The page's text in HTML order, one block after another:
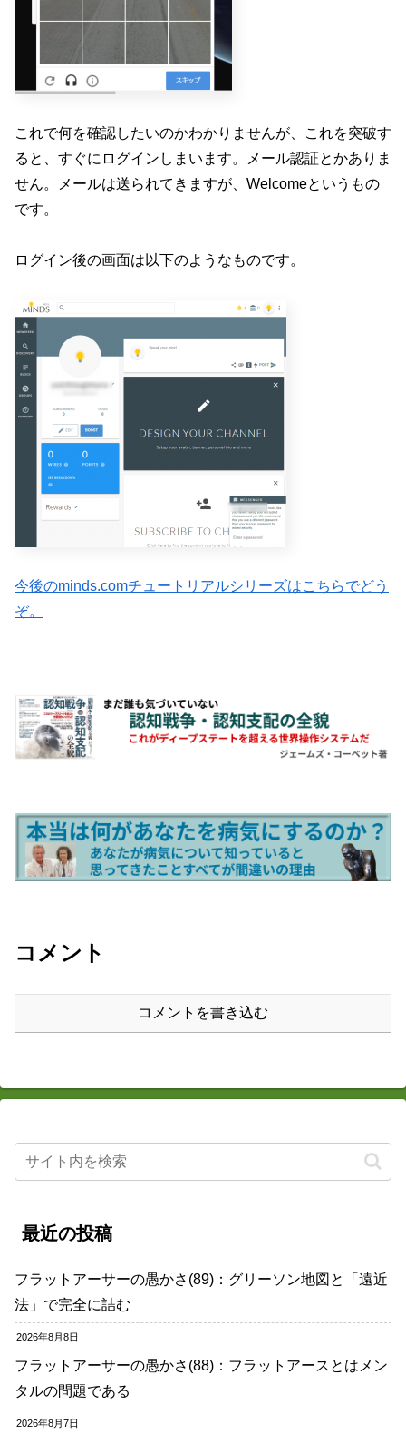
これで何を確認したいのかわかりませんが、これを突破す
ると、すぐにログインしまいます。メール認証とかありま
せん。メールは送られてきますが、Welcomeというもの
です。
ログイン後の画面は以下のようなものです。
今後のminds.comチュートリアルシリーズはこちらでどう
ぞ。
コメント
コメントを書き込む
最近の投稿
フラットアーサーの愚かさ(89)：グリーソン地図と「遠近
法」で完全に詰む
2026年8月8日
フラットアーサーの愚かさ(88)：フラットアースとはメン
タルの問題である
2026年8月7日